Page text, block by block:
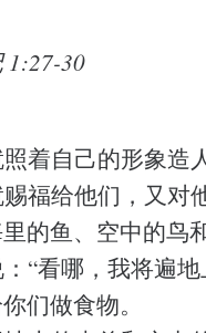
1:27-30
着自己的形象造
福给他们，又对
的鱼、空中的鸟
“看哪，我将遍
们做食物。